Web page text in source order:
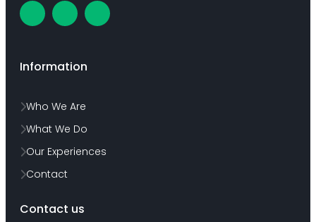
Information
Who We Are
What We Do
Our Experiences
Contact
Contact us